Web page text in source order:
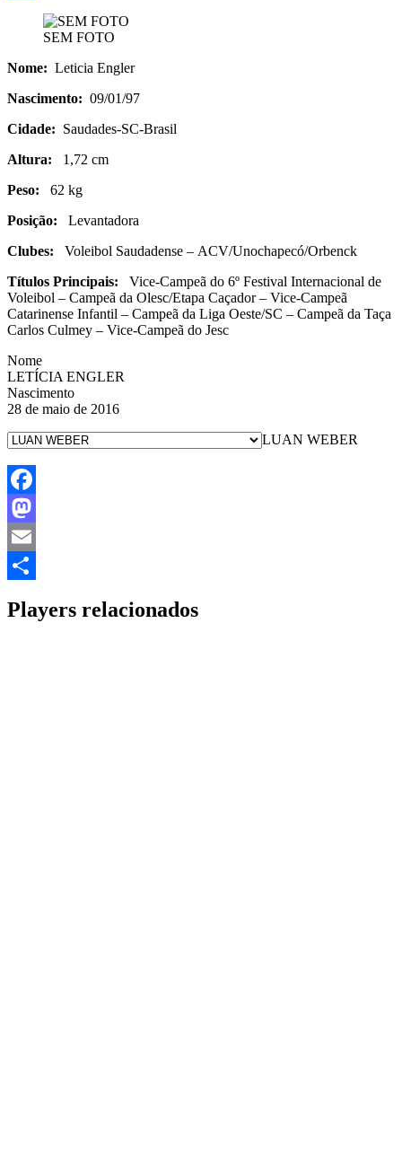
SEM FOTO
Nome: Leticia Engler
Nascimento: 09/01/97
Cidade: Saudades-SC-Brasil
Altura: 1,72 cm
Peso: 62 kg
Posição: Levantadora
Clubes: Voleibol Saudadense – ACV/Unochapecó/Orbenck
Títulos Principais: Vice-Campeã do 6º Festival Internacional de
Voleibol – Campeã da Olesc/Etapa Caçador – Vice-Campeã
Catarinense Infantil – Campeã da Liga Oeste/SC – Campeã da Taça
Carlos Culmey – Vice-Campeã do Jesc
Nome
LETÍCIA ENGLER
Nascimento
28 de maio de 2016
LUAN WEBER
Facebook
Mastodon
Email
Players relacionados